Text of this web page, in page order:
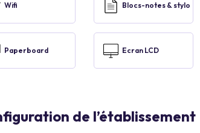
Wifi Blocs-notes & stylo
Paperboard Ecran LCD
de l’établissement